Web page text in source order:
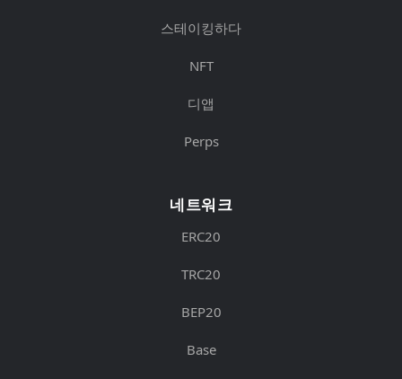
스테이킹하다
NFT
디앱
Perps
네트워크
ERC20
TRC20
BEP20
Base